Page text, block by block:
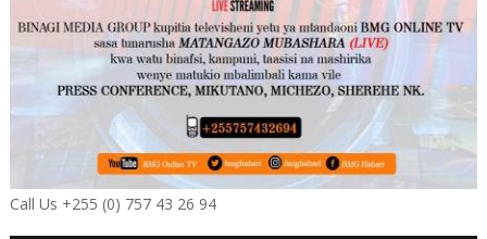
Call Us +255 (0) 757 43 26 94